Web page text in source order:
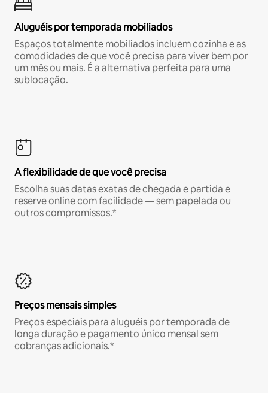
Aluguéis por temporada mobiliados
Espaços totalmente mobiliados incluem cozinha e as
comodidades de que você precisa para viver bem por
um mês ou mais. É a alternativa perfeita para uma
sublocação.
A flexibilidade de que você precisa
Escolha suas datas exatas de chegada e partida e
reserve online com facilidade — sem papelada ou
outros compromissos.*
Preços mensais simples
Preços especiais para aluguéis por temporada de
longa duração e pagamento único mensal sem
cobranças adicionais.*